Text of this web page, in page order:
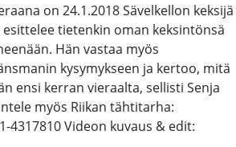
on 24.1.2018 Sävelkellon keksijä
tietenkin oman keksintönsä
Hän vastaa myös
kysymykseen ja kertoo, mitä
ensi kerran vieraalta, sellisti Senja
myös Riikan tähtitarha:
4317810 Videon kuvaus & edit: